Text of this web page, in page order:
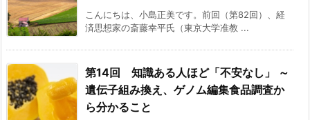
こんにちは、小島正美です。前回（第82回）、経
済思想家の斎藤幸平氏（東京大学准教 ...
第14回 知識ある人ほど「不安なし」
～
遺伝子組み換え、ゲノム編集食品調査か
ら分かること